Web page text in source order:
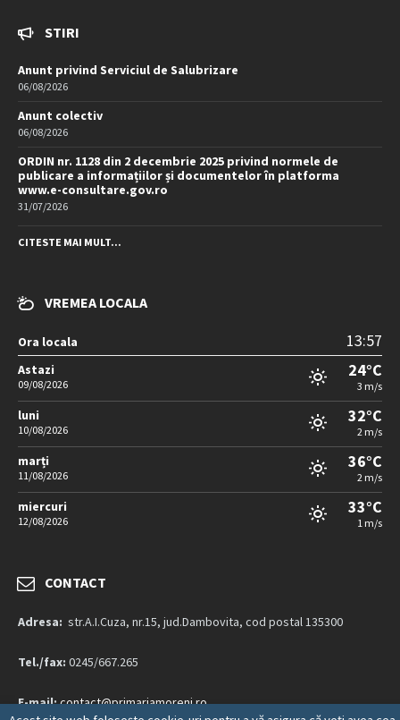
STIRI
Anunt privind Serviciul de Salubrizare
06/08/2026
Anunt colectiv
06/08/2026
ORDIN nr. 1128 din 2 decembrie 2025 privind normele de
publicare a informațiilor și documentelor în platforma
www.e-consultare.gov.ro
31/07/2026
CITESTE MAI MULT...
VREMEA LOCALA
Ora locala 13:57
Astazi
09/08/2026
24°C
3 m/s
luni
10/08/2026
32°C
2 m/s
marți
11/08/2026
36°C
2 m/s
miercuri
12/08/2026
33°C
1 m/s
CONTACT
Adresa: str.A.I.Cuza, nr.15, jud.Dambovita, cod postal 135300
Tel./fax: 0245/667.265
E-mail:contact@primariamoreni.ro